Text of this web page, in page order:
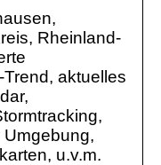
Rheinland-
aktuelles
u.v.m.